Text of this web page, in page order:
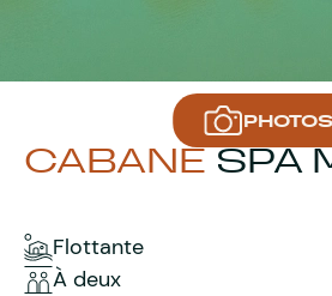
PHOTOS
CABANESPA
Flottante
À deux